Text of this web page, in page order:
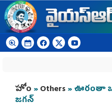
Skip to main content
You are here
హోం »Others» ఊరంతా
జగన్